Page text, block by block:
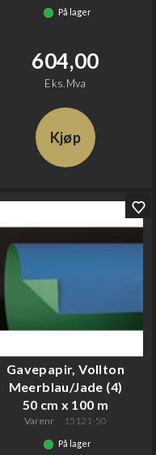
På lager
604,00
Eks.Mva
Kjøp
Gavepapir, Vollton
Meerblau/Jade (4)
50 cm x 100 m
Varenr 15121-50
På lager